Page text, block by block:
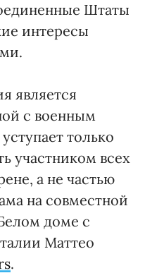
Штаты
интересы
является
с военным
только
участником всех
а не частью
на совместной
доме с
Маттео
.